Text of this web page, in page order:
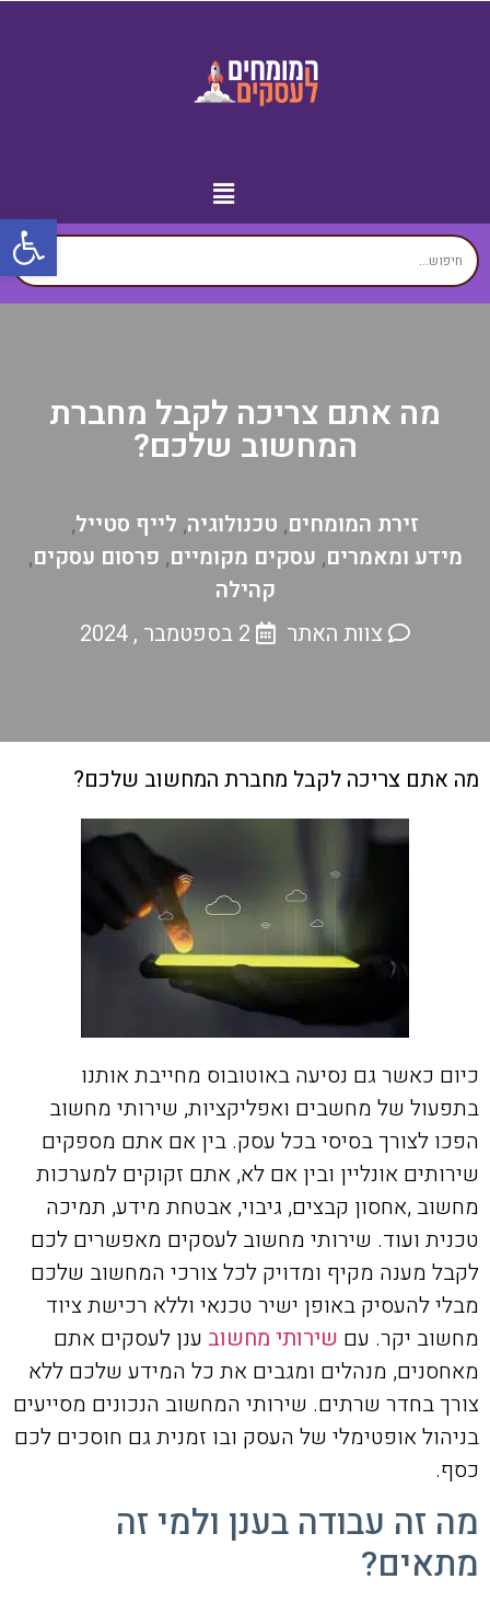
מה אתם צריכה לקבל מחברת
המחשוב שלכם?
זירת המומחים, טכנולוגיה, לייף סטייל,
מידע ומאמרים, עסקים מקומיים, פרסום עסקים,
קהילה
צוות האתר
2 בספטמבר , 2024
מה אתם צריכה לקבל מחברת המחשוב שלכם?
כיום כאשר גם נסיעה באוטובוס מחייבת אותנו
בתפעול של מחשבים ואפליקציות, שירותי מחשוב
הפכו לצורך בסיסי בכל עסק. בין אם אתם מספקים
שירותים אונליין ובין אם לא, אתם זקוקים למערכות
מחשוב ,אחסון קבצים, גיבוי, אבטחת מידע, תמיכה
טכנית ועוד. שירותי מחשוב לעסקים מאפשרים לכם
לקבל מענה מקיף ומדויק לכל צורכי המחשוב שלכם
מבלי להעסיק באופן ישיר טכנאי וללא רכישת ציוד
מחשוב יקר. עם שירותי מחשוב ענן לעסקים אתם
מאחסנים, מנהלים ומגבים את כל המידע שלכם ללא
צורך בחדר שרתים. שירותי המחשוב הנכונים מסייעים
בניהול אופטימלי של העסק ובו זמנית גם חוסכים לכם
כסף.
מה זה עבודה בענן ולמי זה
מתאים?